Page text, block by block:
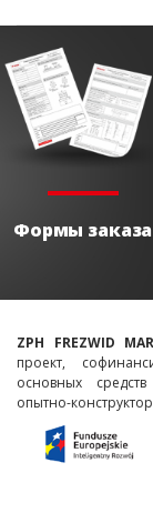
Формы заказа
ZPH FREZWID
проект,
основных
опытно-